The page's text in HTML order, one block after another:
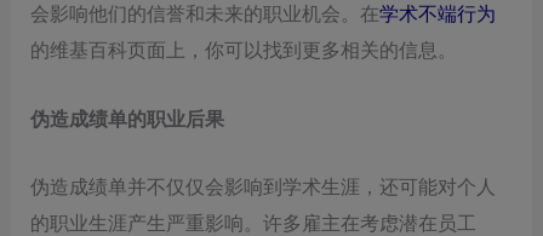
会影响他们的信誉和未来的职业机会。在学术不端行为
的维基百科页面上，你可以找到更多相关的信息。
伪造成绩单的职业后果
伪造成绩单并不仅仅会影响到学术生涯，还可能对个人
的职业生涯产生严重影响。许多雇主在考虑潜在员工